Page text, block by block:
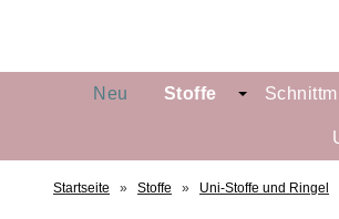
Neu Stoffe
Startseite » Stoffe » Uni-Stoffe und Ringel